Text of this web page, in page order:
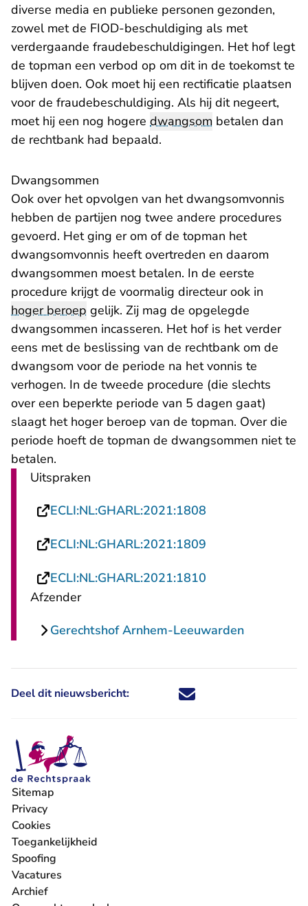
diverse media en publieke personen gezonden,
zowel met de FIOD-beschuldiging als met
verdergaande fraudebeschuldigingen. Het hof legt
de topman een verbod op om dit in de toekomst te
blijven doen. Ook moet hij een rectificatie plaatsen
voor de fraudebeschuldiging. Als hij dit negeert,
moet hij een nog hogere dwangsom betalen dan
de rechtbank had bepaald.
Dwangsommen
Ook over het opvolgen van het dwangsomvonnis
hebben de partijen nog twee andere procedures
gevoerd. Het ging er om of de topman het
dwangsomvonnis heeft overtreden en daarom
dwangsommen moest betalen. In de eerste
procedure krijgt de voormalig directeur ook in
hoger beroep gelijk. Zij mag de opgelegde
dwangsommen incasseren. Het hof is het verder
eens met de beslissing van de rechtbank om de
dwangsom voor de periode na het vonnis te
verhogen. In de tweede procedure (die slechts
over een beperkte periode van 5 dagen gaat)
slaagt het hoger beroep van de topman. Over die
periode hoeft de topman de dwangsommen niet te
betalen.
Uitspraken
ECLI:NL:GHARL:2021:1808
ECLI:NL:GHARL:2021:1809
ECLI:NL:GHARL:2021:1810
Afzender
Gerechtshof Arnhem-Leeuwarden
Deel dit nieuwsbericht: Deel dit nieuwsbericht via X -
Deel dit nieuwsbericht via
Deel dit nieuwsbericht
Deel dit
Sitemap
Privacy
Cookies
Toegankelijkheid
Spoofing
Vacatures
- U verlaat Rechtspraak.nl
Archief